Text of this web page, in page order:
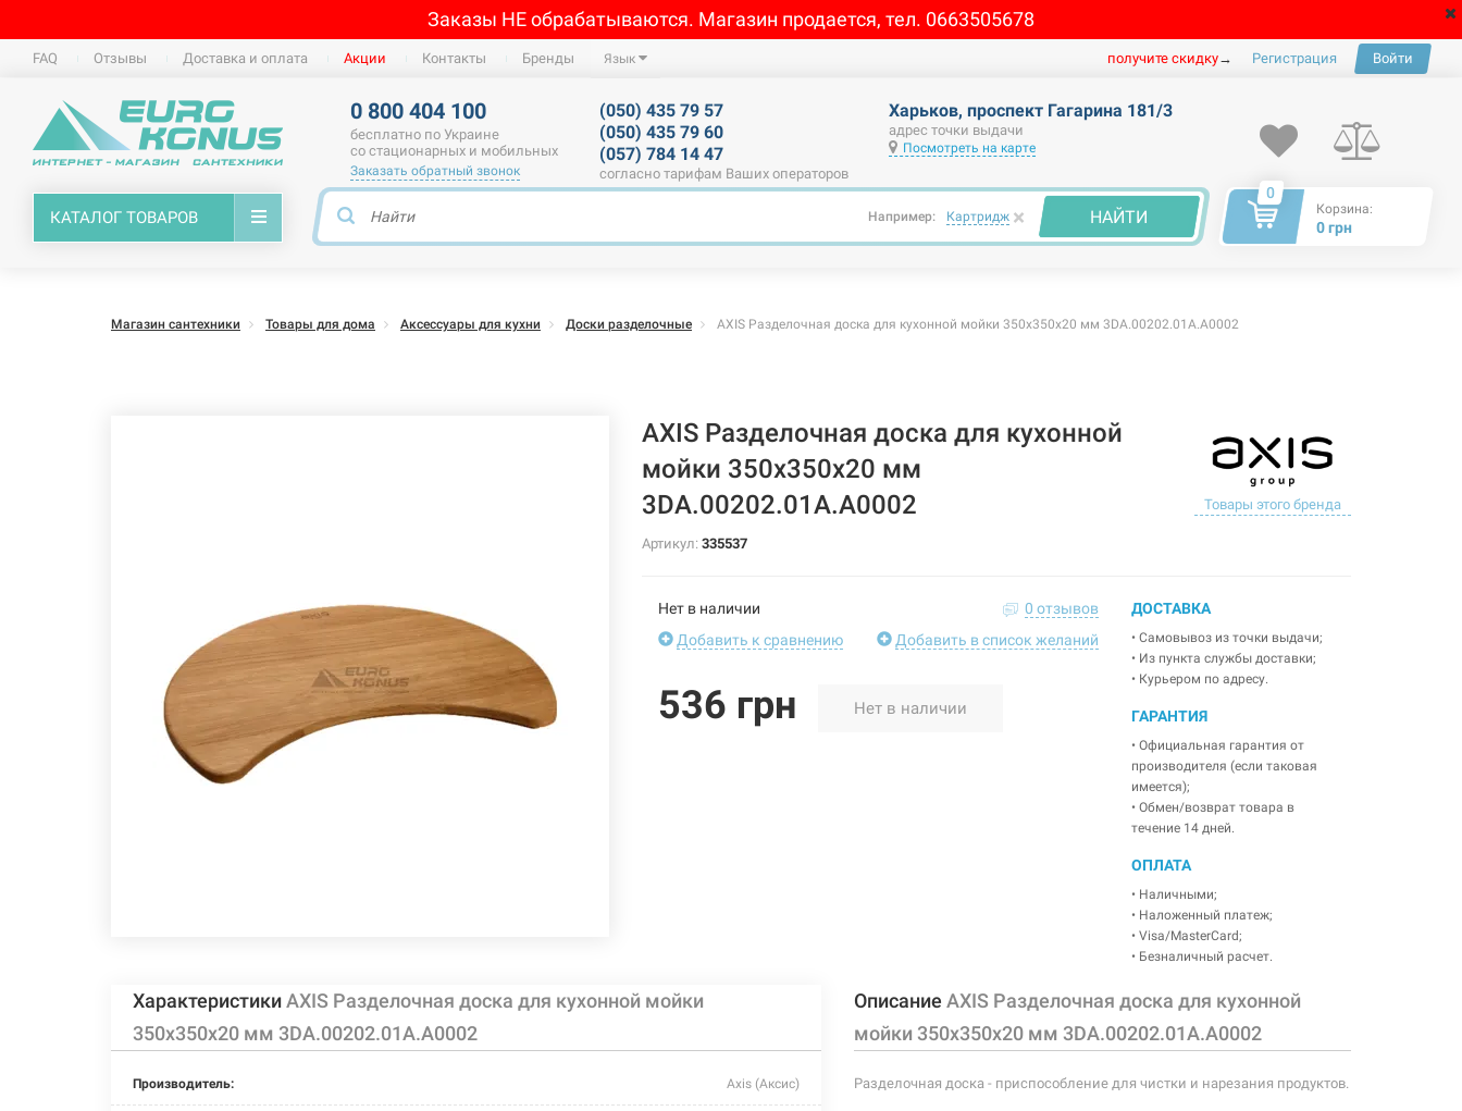
Заказы НЕ обрабатываются. Магазин продается, тел. 0663505678
FAQ Отзывы Доставка и оплата Акции Контакты Бренды Язык получите скидку→ Регистрация Войти
0 800 404 100
бесплатно по Украине
со стационарных и мобильных
Заказать обратный звонок
(050) 435 79 57
(050) 435 79 60
(057) 784 14 47
согласно тарифам Ваших операторов
Харьков, проспект Гагарина 181/3
адрес точки выдачи
Посмотреть на карте
КАТАЛОГ ТОВАРОВ Например: Картридж × НАЙТИ
0
Корзина:
0 грн
Магазин сантехники Товары для дома Аксессуары для кухни Доски разделочные AXIS Разделочная доска для кухонной мойки 350х350х20 мм 3DA.00202.01A.A0002
AXIS Разделочная доска для кухонной
мойки 350х350х20 мм
3DA.00202.01A.A0002
Товары этого бренда
Артикул: 335537
Нет в наличии
0 отзывов
Добавить к сравнению
Добавить в список желаний
536 грн Нет в наличии
ДОСТАВКА
• Самовывоз из точки выдачи;
• Из пункта службы доставки;
• Курьером по адресу.
ГАРАНТИЯ
• Официальная гарантия от
производителя (если таковая
имеется);
• Обмен/возврат товара в
течение 14 дней.
ОПЛАТА
• Наличными;
• Наложенный платеж;
• Visa/MasterCard;
• Безналичный расчет.
ХарактеристикиAXIS Разделочная доска для кухонной мойки
350х350х20 мм 3DA.00202.01A.A0002
Производитель: Axis (Аксис)
Описание AXIS Разделочная доска для кухонной
мойки 350х350х20 мм 3DA.00202.01A.A0002
Разделочная доска - приспособление для чистки и нарезания продуктов.